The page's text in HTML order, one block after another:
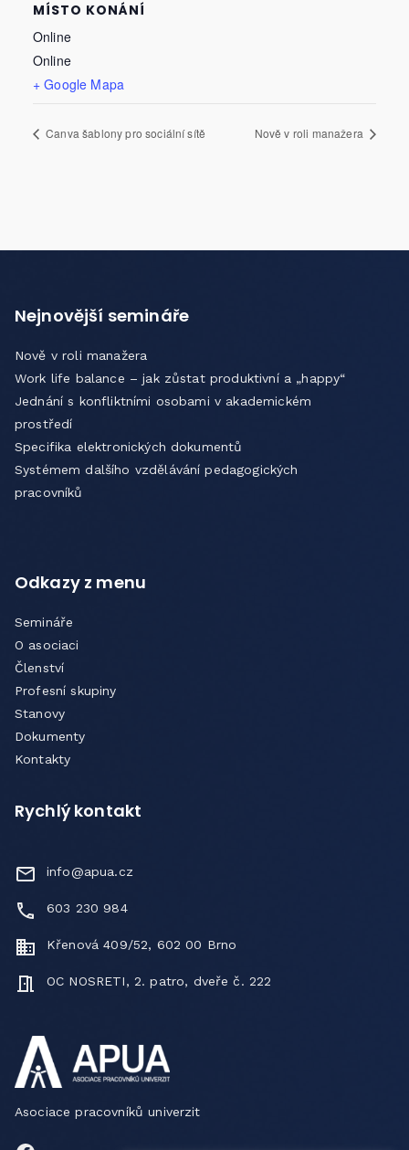
MÍSTO KONÁNÍ
Online
Online
+ Google Mapa
Canva šablony pro sociální sítě Nově v roli manažera
Nejnovější semináře
Nově v roli manažera
Work life balance – jak zůstat produktivní a „happy“
Jednání s konfliktními osobami v akademickém
prostředí
Specifika elektronických dokumentů
Systémem dalšího vzdělávání pedagogických
pracovníků
Odkazy z menu
Semináře
O asociaci
Členství
Profesní skupiny
Stanovy
Dokumenty
Kontakty
Rychlý kontakt
info@apua.cz
603 230 984
Křenová 409/52, 602 00 Brno
OC NOSRETI, 2. patro, dveře č. 222
Asociace pracovníků univerzit